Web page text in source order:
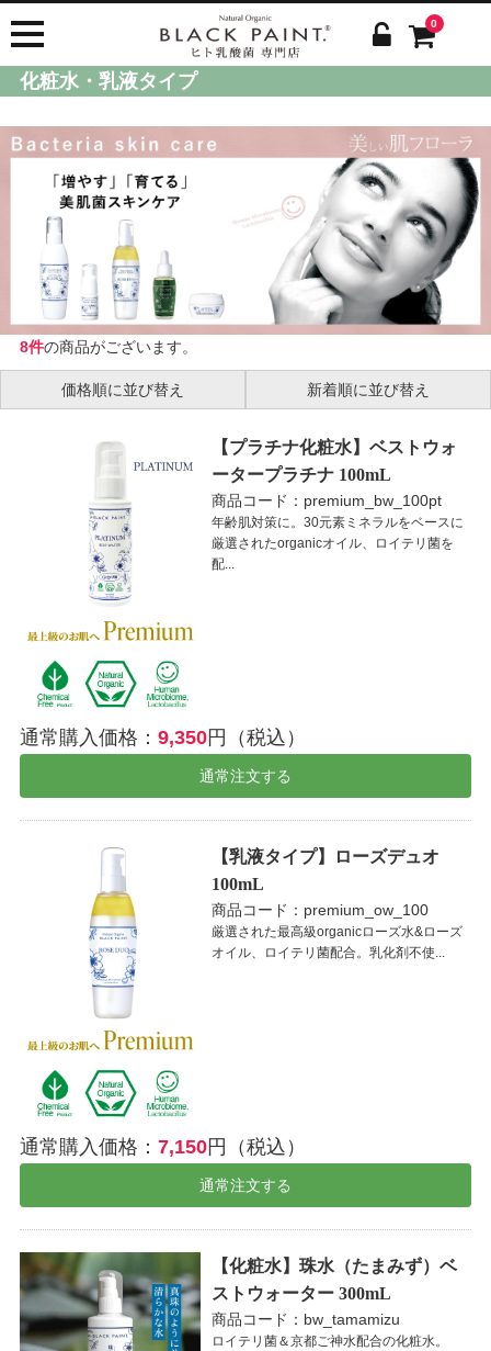
0
化粧水・乳液タイプ
8件の商品がございます。
価格順に並び替え 新着順に並び替え
【プラチナ化粧水】ベストウォ
ータープラチナ 100mL
商品コード：premium_bw_100pt
年齢肌対策に。30元素ミネラルをベースに
厳選されたorganicオイル、ロイテリ菌を
配...
通常購入価格： 9,350円（税込）
通常注文する
【乳液タイプ】ローズデュオ
100mL
商品コード：premium_ow_100
厳選された最高級organicローズ水&ローズ
オイル、ロイテリ菌配合。乳化剤不使...
通常購入価格： 7,150円（税込）
通常注文する
【化粧水】珠水（たまみず）ベ
ストウォーター 300mL
商品コード：bw_tamamizu
ロイテリ菌＆京都ご神水配合の化粧水。